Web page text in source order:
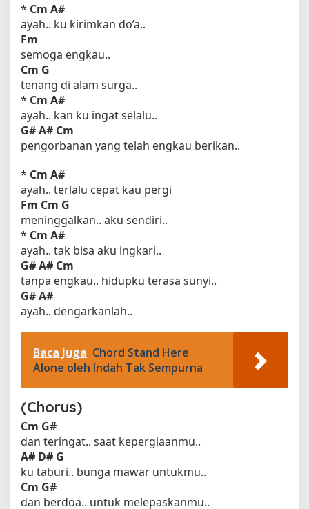
* Cm A#
ayah.. ku kirimkan do’a..
Fm
semoga engkau..
Cm G
tenang di alam surga..
* Cm A#
ayah.. kan ku ingat selalu..
G#A# Cm
pengorbanan yang telah engkau berikan..
* Cm A#
ayah.. terlalu cepat kau pergi
Fm Cm G
meninggalkan.. aku sendiri..
* Cm A#
ayah.. tak bisa aku ingkari..
G#A# Cm
tanpa engkau.. hidupku terasa sunyi..
G#A#
ayah.. dengarkanlah..
Baca Juga Chord Stand Here
Alone oleh Indah Tak Sempurna
(Chorus)
Cm G#
dan teringat.. saat kepergiaanmu..
A# D# G
ku taburi.. bunga mawar untukmu..
Cm G#
dan berdoa.. untuk melepaskanmu..